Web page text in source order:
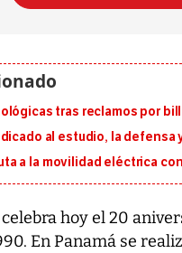
tras reclamos por
al estudio, la defensa
a la movilidad eléctrica
hoy el 20
En Panamá se